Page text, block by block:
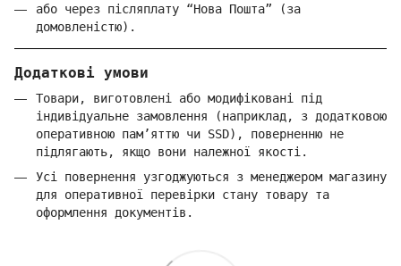
або через післяплату “Нова Пошта” (за
домовленістю).
Додаткові умови
Товари, виготовлені або модифіковані під
індивідуальне замовлення (наприклад, з додатковою
оперативною пам’яттю чи SSD), поверненню не
підлягають, якщо вони належної якості.
Усі повернення узгоджуються з менеджером магазину
для оперативної перевірки стану товару та
оформлення документів.